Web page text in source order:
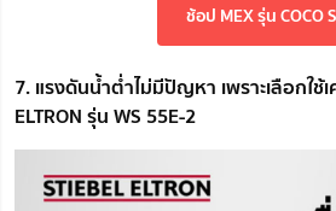
ช้อป MEX รุ่น COCO
7. แรงดันน้ำต่ำไม่มีปัญหา เพราะเลือกใช้
ELTRON รุ่น WS 55E-2